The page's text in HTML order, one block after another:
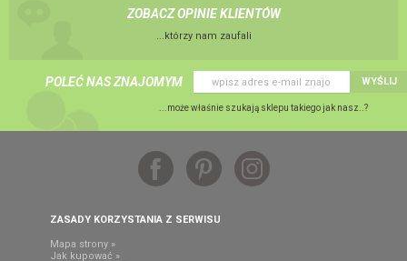
ZOBACZ OPINIE KLIENTÓW
...którzy nam zaufali
POLEĆ NAS ZNAJOMYM WYŚLIJ
...może właśnie szukają sklepu takiego jak nasz..?
ZASADY KORZYSTANIA Z SERWISU
Mapa strony »
Jak kupować »